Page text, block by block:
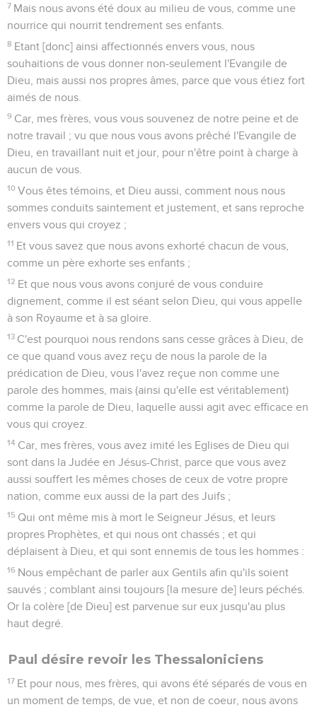
7 Mais nous avons été doux au milieu de vous, comme une
nourrice qui nourrit tendrement ses enfants.
8 Etant [donc] ainsi affectionnés envers vous, nous
souhaitions de vous donner non-seulement l'Evangile de
Dieu, mais aussi nos propres âmes, parce que vous étiez fort
aimés de nous.
9 Car, mes frères, vous vous souvenez de notre peine et de
notre travail ; vu que nous vous avons prêché l'Evangile de
Dieu, en travaillant nuit et jour, pour n'être point à charge à
aucun de vous.
10 Vous êtes témoins, et Dieu aussi, comment nous nous
sommes conduits saintement et justement, et sans reproche
envers vous qui croyez ;
11 Et vous savez que nous avons exhorté chacun de vous,
comme un père exhorte ses enfants ;
12 Et que nous vous avons conjuré de vous conduire
dignement, comme il est séant selon Dieu, qui vous appelle
à son Royaume et à sa gloire.
13 C'est pourquoi nous rendons sans cesse grâces à Dieu, de
ce que quand vous avez reçu de nous la parole de la
prédication de Dieu, vous l'avez reçue non comme une
parole des hommes, mais (ainsi qu'elle est véritablement)
comme la parole de Dieu, laquelle aussi agit avec efficace en
vous qui croyez.
14 Car, mes frères, vous avez imité les Eglises de Dieu qui
sont dans la Judée en Jésus-Christ, parce que vous avez
aussi souffert les mêmes choses de ceux de votre propre
nation, comme eux aussi de la part des Juifs ;
15 Qui ont même mis à mort le Seigneur Jésus, et leurs
propres Prophètes, et qui nous ont chassés ; et qui
déplaisent à Dieu, et qui sont ennemis de tous les hommes :
16 Nous empêchant de parler aux Gentils afin qu'ils soient
sauvés ; comblant ainsi toujours [la mesure de] leurs péchés.
Or la colère [de Dieu] est parvenue sur eux jusqu'au plus
haut degré.
Paul désire revoir les Thessaloniciens
17 Et pour nous, mes frères, qui avons été séparés de vous en
un moment de temps, de vue, et non de coeur, nous avons